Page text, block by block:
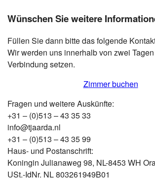
Wünschen Sie weitere
Füllen Sie dann bitte das folgende
Wir werden uns innerhalb von zwei
Verbindung setzen.
Zimmer buchen
Fragen und weitere Auskünfte:
+31 – (0)513 – 43 35 33
info@tjaarda.nl
+31 – (0)513 – 43 35 99
Haus- und Postanschrift:
Koningin Julianaweg 98, NL-8453 WH
USt.-IdNr. NL 803261949B01